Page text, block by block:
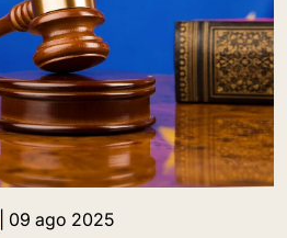
09 ago 2025